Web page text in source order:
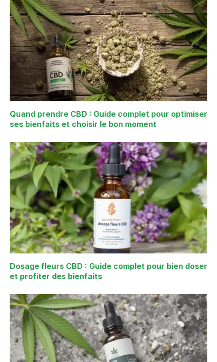
Quand prendre CBD : Guide complet pour optimiser
ses bienfaits et choisir le bon moment
Dosage fleurs CBD : Guide complet pour bien doser
et profiter des bienfaits